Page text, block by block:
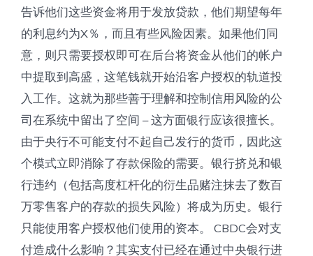
告诉他们这些资金将用于发放贷款，他们期望每年
的利息约为X％，而且有些风险因素。如果他们同
意，则只需要授权即可在后台将资金从他们的帐户
中提取到高盛，这笔钱就开始沿客户授权的轨道投
入工作。这就为那些善于理解和控制信用风险的公
司在系统中留出了空间 – 这方面银行应该很擅长。
由于央行不可能支付不起自己发行的货币，因此这
个模式立即消除了存款保险的需要。银行挤兑和银
行违约（包括高度杠杆化的衍生品赌注抹去了数百
万零售客户的存款的损失风险）将成为历史。银行
只能使用客户授权他们使用的资本。 CBDC会对支
付造成什么影响？其实支付已经在通过中央银行进